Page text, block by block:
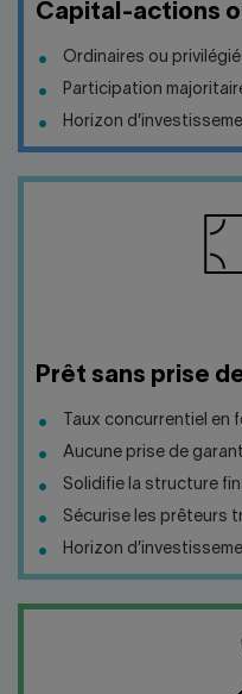
Capital-actions
Ordinaires ou
Participation
Horizon
Prêt sans prise
Taux concurrentiel en
Aucune prise de
Solidifie la structure
Sécurise les prêteurs
Horizon